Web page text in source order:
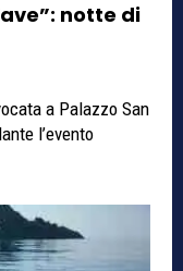
notte di
a Palazzo San
l’evento